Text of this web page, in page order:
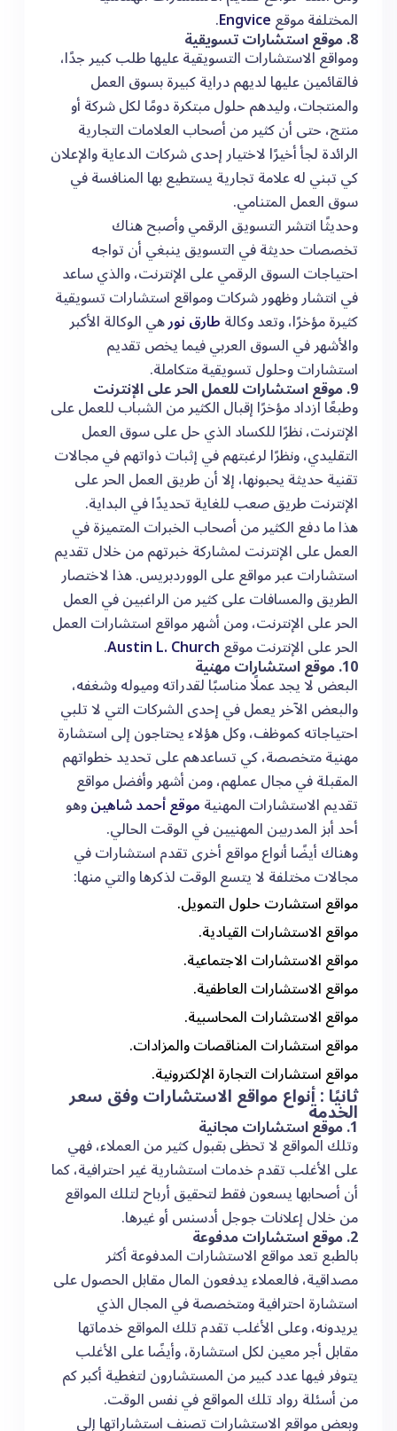
المختلفة موقعEngvice
.
8. موقع استشارات تسويقية
ومواقع الاستشارات التسويقية عليها طلب كبير جدًا،
فالقائمين عليها لديهم دراية كبيرة بسوق العمل
والمنتجات، وليدهم حلول مبتكرة دومًا لكل شركة أو
منتج، حتى أن كثير من أصحاب العلامات التجارية
الرائدة لجأ أخيرًا لاختيار إحدى شركات الدعاية والإعلان
كي تبني له علامة تجارية يستطيع بها المنافسة في
سوق العمل المتنامي.
وحديثًا انتشر التسويق الرقمي وأصبح هناك
تخصصات حديثة في التسويق ينبغي أن تواجه
احتياجات السوق الرقمي على الإنترنت، والذي ساعد
في انتشار وظهور شركات ومواقع استشارات تسويقية
كثيرة مؤخرًا، وتعد وكالةطارق نورهي الوكالة الأكبر
والأشهر في السوق العربي فيما يخص تقديم
استشارات وحلول تسويقية متكاملة.
9. موقع استشارات للعمل الحر على الإنترنت
وطبعًا ازداد مؤخرًا إقبال الكثير من الشباب للعمل على
الإنترنت، نظرًا للكساد الذي حل على سوق العمل
التقليدي، ونظرًا لرغبتهم في إثبات ذواتهم في مجالات
تقنية حديثة يحبونها، إلا أن طريق العمل الحر على
الإنترنت طريق صعب للغاية تحديدًا في البداية.
هذا ما دفع الكثير من أصحاب الخبرات المتميزة في
العمل على الإنترنت لمشاركة خبرتهم من خلال تقديم
استشارات عبر مواقع على الووردبريس. هذا لاختصار
الطريق والمسافات على كثير من الراغبين في العمل
الحر على الإنترنت، ومن أشهر مواقع استشارات العمل
الحر على الإنترنت موقعAustin L. Church
.
10. موقع استشارات مهنية
البعض لا يجد عملًا مناسبًا لقدراته وميوله وشغفه،
والبعض الآخر يعمل في إحدى الشركات التي لا تلبي
احتياجاته كموظف، وكل هؤلاء يحتاجون إلى استشارة
مهنية متخصصة، كي تساعدهم على تحديد خطواتهم
المقبلة في مجال عملهم، ومن أشهر وأفضل مواقع
تقديم الاستشارات المهنيةموقع أحمد شاهينوهو
أحد أبز المدربين المهنيين في الوقت الحالي.
وهناك أيضًا أنواع مواقع أخرى تقدم استشارات في
مجالات مختلفة لا يتسع الوقت لذكرها والتي منها:
مواقع استشارت حلول التمويل.
مواقع الاستشارات القيادية.
مواقع الاستشارات الاجتماعية.
مواقع الاستشارات العاطفية.
مواقع الاستشارات المحاسبية.
مواقع استشارات المناقصات والمزادات.
مواقع استشارات التجارة الإلكترونية.
ثانيًا : أنواع مواقع الاستشارات وفق سعر
الخدمة
1. موقع استشارات مجانية
وتلك المواقع لا تحظى بقبول كثير من العملاء، فهي
على الأغلب تقدم خدمات استشارية غير احترافية، كما
أن أصحابها يسعون فقط لتحقيق أرباح لتلك المواقع
من خلال إعلانات جوجل أدسنس أو غيرها.
2. موقع استشارات مدفوعة
بالطبع تعد مواقع الاستشارات المدفوعة أكثر
مصداقية، فالعملاء يدفعون المال مقابل الحصول على
استشارة احترافية ومتخصصة في المجال الذي
يريدونه، وعلى الأغلب تقدم تلك المواقع خدماتها
مقابل أجر معين لكل استشارة، وأيضًا على الأغلب
يتوفر فيها عدد كبير من المستشارون لتغطية أكبر كم
من أسئلة رواد تلك المواقع في نفس الوقت.
وبعض مواقع الاستشارات تصنف استشاراتها إلى